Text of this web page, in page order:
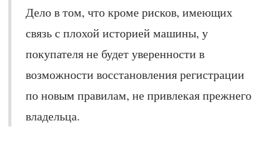
Дело в том, что кроме рисков, имеющих
связь с плохой историей машины, у
покупателя не будет уверенности в
возможности восстановления регистрации
по новым правилам, не привлекая прежнего
владельца.